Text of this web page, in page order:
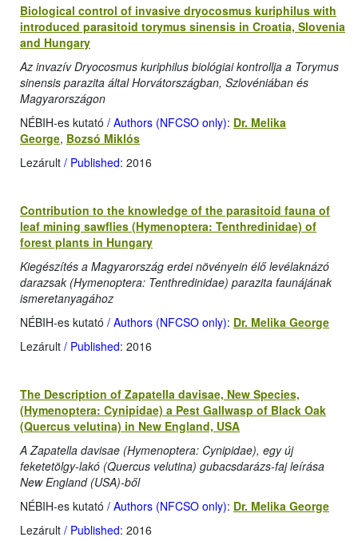
Biological control of invasive dryocosmus kuriphilus with
introduced parasitoid torymus sinensis in Croatia, Slovenia
and Hungary
Az invazív Dryocosmus kuriphilus biológiai kontrollja a Torymus
sinensis parazita által Horvátországban, Szlovéniában és
Magyarországon
NÉBIH-es kutató / Authors (NFCSO only): Dr. Melika
George, Bozsó Miklós
Lezárult / Published: 2016
Contribution to the knowledge of the parasitoid fauna of
leaf mining sawflies (Hymenoptera: Tenthredinidae) of
forest plants in Hungary
Kiegészítés a Magyarország erdei növényein élő levélaknázó
darazsak (Hymenoptera: Tenthredinidae) parazita faunájának
ismeretanyagához
NÉBIH-es kutató / Authors (NFCSO only): Dr. Melika George
Lezárult / Published: 2016
The Description of Zapatella davisae, New Species,
(Hymenoptera: Cynipidae) a Pest Gallwasp of Black Oak
(Quercus velutina) in New England, USA
A Zapatella davisae (Hymenoptera: Cynipidae), egy új
feketetölgy-lakó (Quercus velutina) gubacsdarázs-faj leírása
New England (USA)-ből
NÉBIH-es kutató / Authors (NFCSO only): Dr. Melika George
Lezárult / Published: 2016